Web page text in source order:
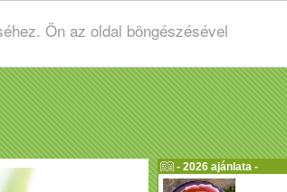
Ön az oldal böngészésével
- 2026 ajánlata -